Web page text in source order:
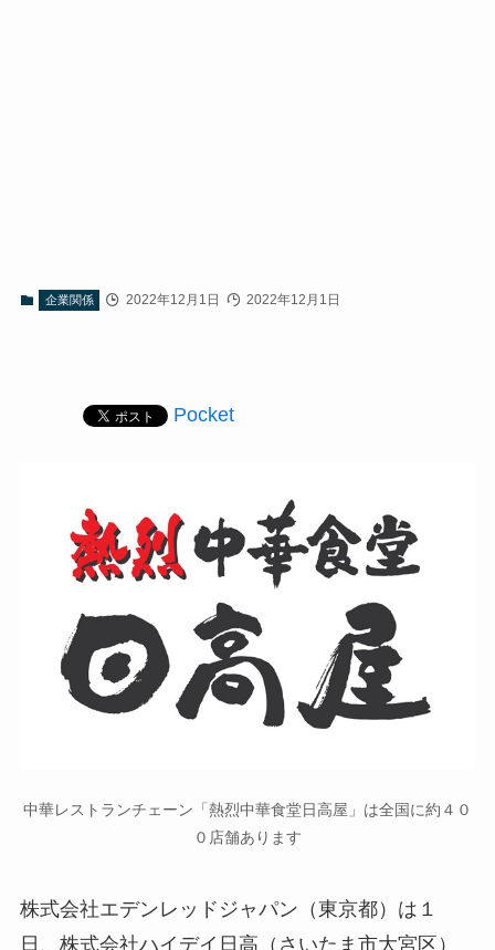
企業関係 2022年12月1日 2022年12月1日
Pocket
中華レストランチェーン「熱烈中華食堂日高屋」は全国に約４０
０店舗あります
株式会社エデンレッドジャパン（東京都）は１
日、株式会社ハイデイ日高（さいたま市大宮区）